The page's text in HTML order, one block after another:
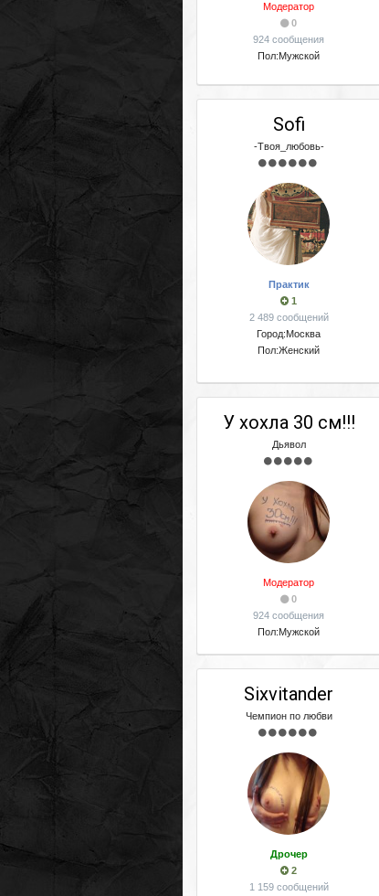
Модератор
0
924 сообщения
Пол:Мужской
Sofi
-Твоя_любовь-
Практик
1
2 489 сообщений
Город:Москва
Пол:Женский
У хохла 30 см!!!
Дьявол
Модератор
0
924 сообщения
Пол:Мужской
Sixvitander
Чемпион по любви
Дрочер
2
1 159 сообщений